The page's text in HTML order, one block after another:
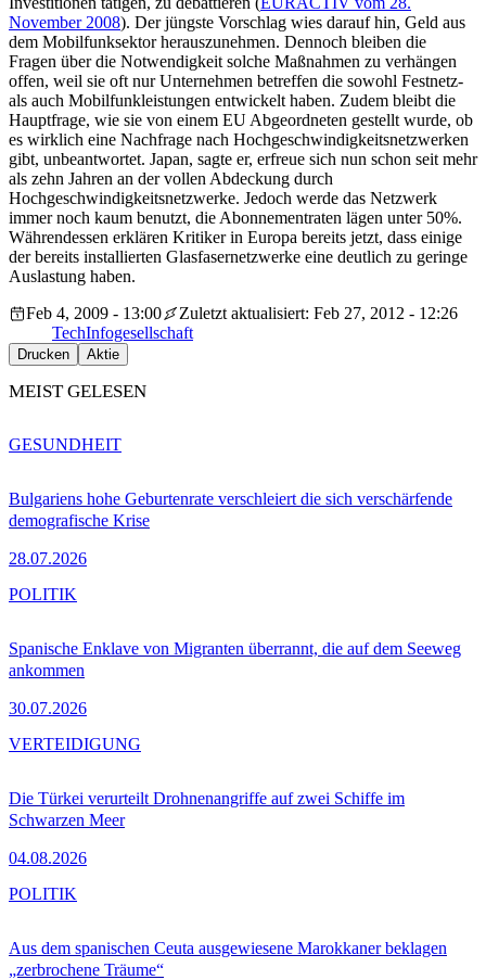
November 2008). Der jüngste Vorschlag wies darauf hin, Geld aus
dem Mobilfunksektor herauszunehmen. Dennoch bleiben die
Fragen über die Notwendigkeit solche Maßnahmen zu verhängen
offen, weil sie oft nur Unternehmen betreffen die sowohl Festnetz-
als auch Mobilfunkleistungen entwickelt haben. Zudem bleibt die
Hauptfrage, wie sie von einem EU Abgeordneten gestellt wurde, ob
es wirklich eine Nachfrage nach Hochgeschwindigkeitsnetzwerken
gibt, unbeantwortet. Japan, sagte er, erfreue sich nun schon seit mehr
als zehn Jahren an der vollen Abdeckung durch
Hochgeschwindigkeitsnetzwerke. Jedoch werde das Netzwerk
immer noch kaum benutzt, die Abonnementraten lägen unter 50%.
Währendessen erklären Kritiker in Europa bereits jetzt, dass einige
der bereits installierten Glasfasernetzwerke eine deutlich zu geringe
Auslastung haben.
Feb 4, 2009 - 13:00
Zuletzt aktualisiert: Feb 27, 2012 - 12:26
TechInfogesellschaft
Drucken Aktie
MEIST GELESEN
Bulgariens hohe Geburtenrate verschleiert die sich verschärfende
demografische Krise
28.07.2026
GESUNDHEIT
Spanische Enklave von Migranten überrannt, die auf dem Seeweg
ankommen
30.07.2026
POLITIK
Die Türkei verurteilt Drohnenangriffe auf zwei Schiffe im
Schwarzen Meer
04.08.2026
VERTEIDIGUNG
Aus dem spanischen Ceuta ausgewiesene Marokkaner beklagen
„zerbrochene Träume“
POLITIK